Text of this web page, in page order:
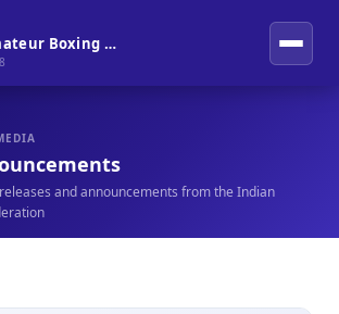
Indian Amateur Boxing Federation
and announcements from the Indian